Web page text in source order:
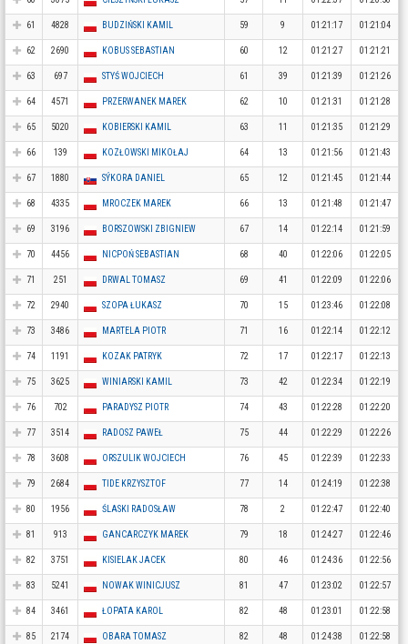
61 4828 BUDZIŃSKI KAMIL 59 9 01:21:17 01:21:04
62 2690 KOBUS SEBASTIAN 60 12 01:21:27 01:21:21
63 697 STYŚ WOJCIECH 61 39 01:21:39 01:21:26
64 4571 PRZERWANEK MAREK 62 10 01:21:31 01:21:28
65 5020 KOBIERSKI KAMIL 63 11 01:21:35 01:21:29
66 139 KOZŁOWSKI MIKOŁAJ 64 13 01:21:56 01:21:43
67 1880 SÝKORA DANIEL 65 12 01:21:45 01:21:44
68 4335 MROCZEK MAREK 66 13 01:21:48 01:21:47
69 3196 BORSZOWSKI ZBIGNIEW 67 14 01:22:14 01:21:59
70 4456 NICPOŃ SEBASTIAN 68 40 01:22:06 01:22:05
71 251 DRWAL TOMASZ 69 41 01:22:09 01:22:06
72 2940 SZOPA ŁUKASZ 70 15 01:23:46 01:22:08
73 3486 MARTELA PIOTR 71 16 01:22:14 01:22:12
74 1191 KOZAK PATRYK 72 17 01:22:17 01:22:13
75 3625 WINIARSKI KAMIL 73 42 01:22:34 01:22:19
76 702 PARADYSZ PIOTR 74 43 01:22:28 01:22:20
77 3514 RADOSZ PAWEŁ 75 44 01:22:29 01:22:26
78 3608 ORSZULIK WOJCIECH 76 45 01:22:39 01:22:33
79 2684 TIDE KRZYSZTOF 77 14 01:24:19 01:22:38
80 1956 ŚLASKI RADOSŁAW 78 2 01:22:47 01:22:40
81 913 GANCARCZYK MAREK 79 18 01:24:27 01:22:46
82 3751 KISIELAK JACEK 80 46 01:24:36 01:22:56
83 5241 NOWAK WINICJUSZ 81 47 01:23:02 01:22:57
84 3461 ŁOPATA KAROL 82 48 01:23:01 01:22:58
85 2174 OBARA TOMASZ 82 48 01:24:38 01:22:58